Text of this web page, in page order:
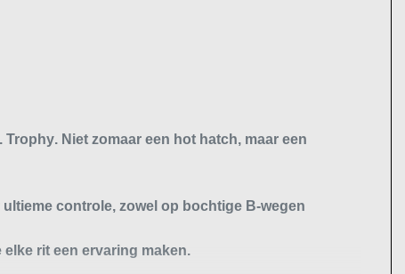
Trophy. Niet zomaar een hot hatch, maar een
ultieme controle, zowel op bochtige B-wegen
elke rit een ervaring maken.